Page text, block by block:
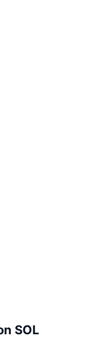
SOL